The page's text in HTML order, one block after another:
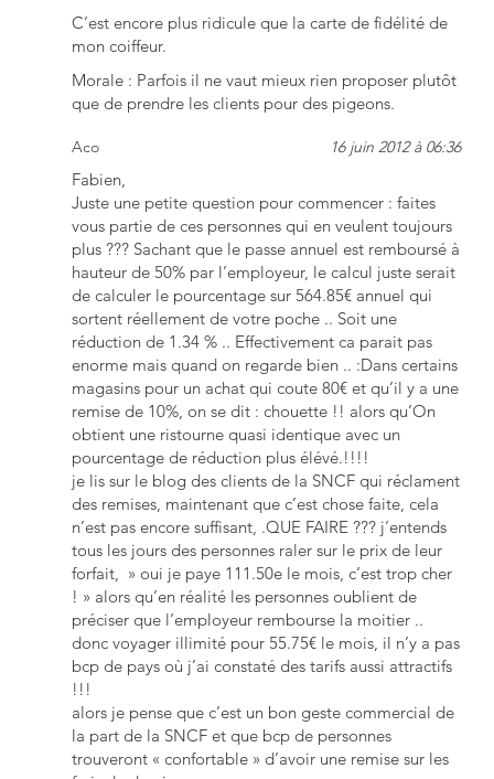
C’est encore plus ridicule que la carte de fidélité de
mon coiffeur.
Morale : Parfois il ne vaut mieux rien proposer plutôt
que de prendre les clients pour des pigeons.
Aco 16 juin 2012 à 06:36
Fabien,
Juste une petite question pour commencer : faites
vous partie de ces personnes qui en veulent toujours
plus ??? Sachant que le passe annuel est remboursé à
hauteur de 50% par l’employeur, le calcul juste serait
de calculer le pourcentage sur 564.85€ annuel qui
sortent réellement de votre poche .. Soit une
réduction de 1.34 % .. Effectivement ca parait pas
enorme mais quand on regarde bien .. :Dans certains
magasins pour un achat qui coute 80€ et qu’il y a une
remise de 10%, on se dit : chouette !! alors qu’On
obtient une ristourne quasi identique avec un
pourcentage de réduction plus élévé.!!!!
je lis sur le blog des clients de la SNCF qui réclament
des remises, maintenant que c’est chose faite, cela
n’est pas encore suffisant, .QUE FAIRE ??? j’entends
tous les jours des personnes raler sur le prix de leur
forfait, » oui je paye 111.50e le mois, c’est trop cher
! » alors qu’en réalité les personnes oublient de
préciser que l’employeur rembourse la moitier ..
donc voyager illimité pour 55.75€ le mois, il n’y a pas
bcp de pays où j’ai constaté des tarifs aussi attractifs
!!!
alors je pense que c’est un bon geste commercial de
la part de la SNCF et que bcp de personnes
trouveront « confortable » d’avoir une remise sur les